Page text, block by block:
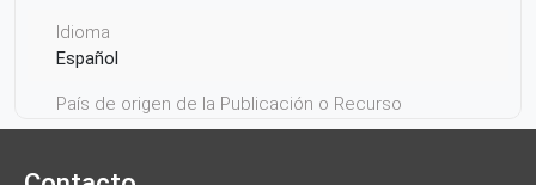
Idioma
Español
País de origen de la Publicación o Recurso
Perú